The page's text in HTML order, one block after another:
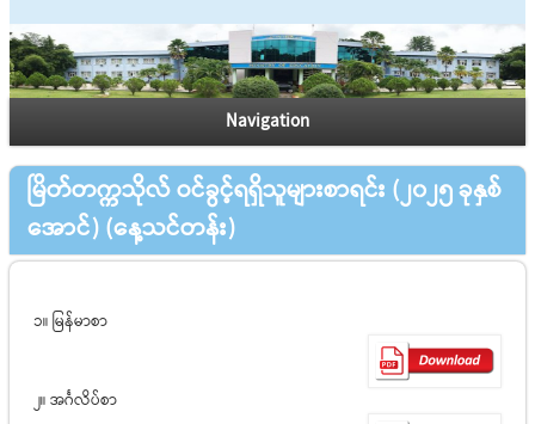
Navigation
မြိတ်တက္ကသိုလ် ဝင်ခွင့်ရရှိသူများစာရင်း (၂၀၂၅ ခုနှစ်
အောင်) (နေ့သင်တန်း)
၁။ မြန်မာစာ
၂။ အင်္ဂလိပ်စာ